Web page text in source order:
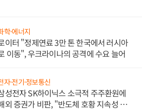
학·에너지
이터 "정제연료 3만 톤 한국에서 러시아
이동", 우크라이나의 공격에 수요 늘어
자·전기·정보통신
성전자 SK하이닉스 소극적 주주환원에
외 증권가 비판, "반도체 호황 지속성 의